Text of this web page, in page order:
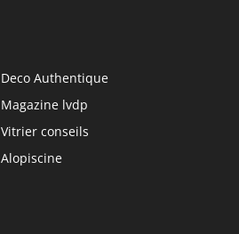
Deco Authentique
Magazine lvdp
Vitrier conseils
Alopiscine